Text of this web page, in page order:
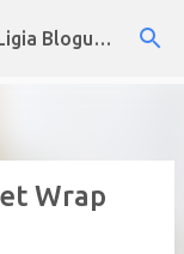
O Blog da Cidade por Príamo e Ligia Blogueira
Wrap